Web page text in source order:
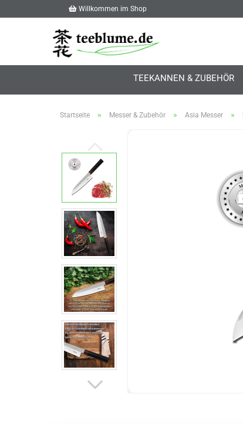
Willkommen im Shop
TEEKANNEN & ZUBEHÖR
Startseite » Messer & Zubehör » Asia Messer »